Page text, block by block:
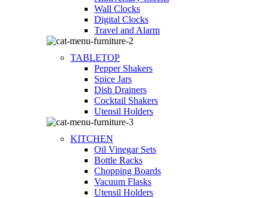
Wall Clocks
Digital Clocks
Travel and Alarm
TABLETOP
Pepper Shakers
Spice Jars
Dish Drainers
Сocktail Shakers
Utensil Holders
KITCHEN
Oil Vinegar Sets
Bottle Racks
Chopping Boards
Vacuum Flasks
Utensil Holders